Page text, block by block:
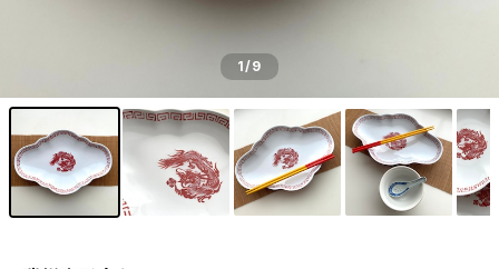
1/9